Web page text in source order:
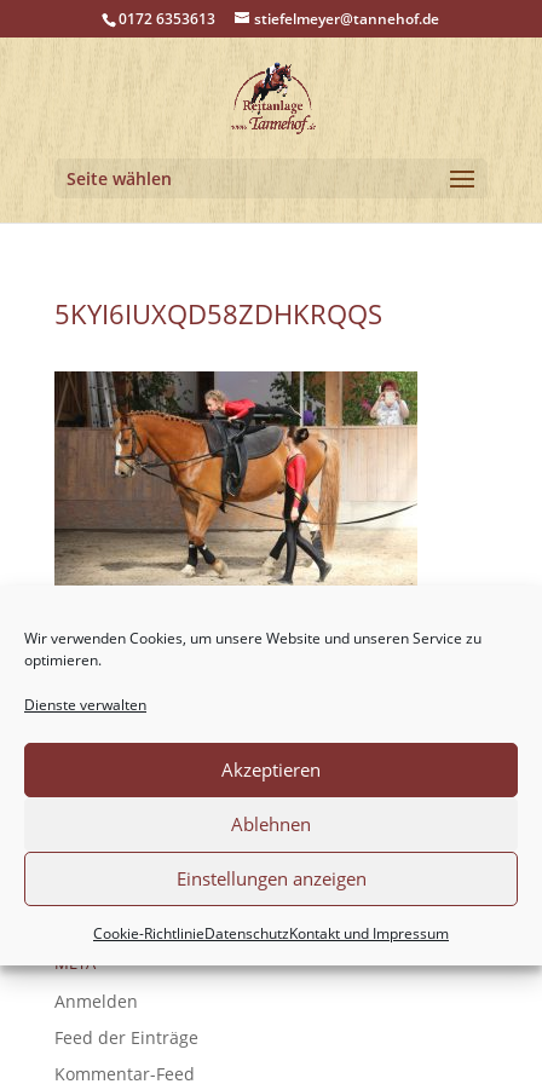
Wir verwenden Cookies, um unsere Website und unseren Service zu
optimieren.
Dienste verwalten
Akzeptieren
Ablehnen
Einstellungen anzeigen
Cookie-RichtlinieDatenschutzKontakt und Impressum
0172 6353613 stiefelmeyer@tannehof.de
Seite wählen
5KYI6IUXQD58ZDHKRQQS
NEUESTE KOMMENTARE
Keine Kategorien
META
Anmelden
Feed der Einträge
Kommentar-Feed